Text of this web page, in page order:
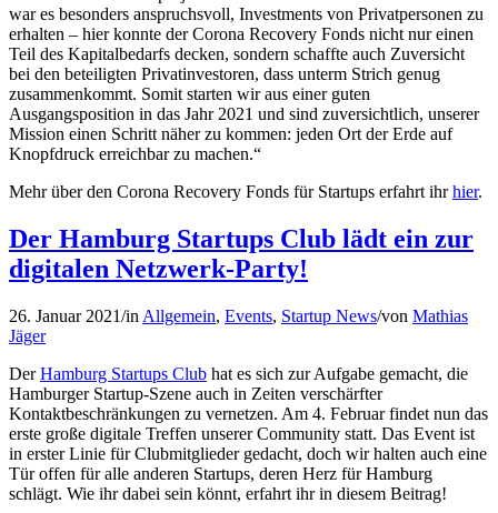
war es besonders anspruchsvoll, Investments von Privatpersonen zu
erhalten – hier konnte der Corona Recovery Fonds nicht nur einen
Teil des Kapitalbedarfs decken, sondern schaffte auch Zuversicht
bei den beteiligten Privatinvestoren, dass unterm Strich genug
zusammenkommt. Somit starten wir aus einer guten
Ausgangsposition in das Jahr 2021 und sind zuversichtlich, unserer
Mission einen Schritt näher zu kommen: jeden Ort der Erde auf
Knopfdruck erreichbar zu machen.“
Mehr über den Corona Recovery Fonds für Startups erfahrt ihrhier.
Der Hamburg Startups Club lädt ein zur
digitalen Netzwerk-Party!
26. Januar 2021/in Allgemein, Events, Startup News/von Mathias
Jäger
DerHamburg Startups Club hat es sich zur Aufgabe gemacht, die
Hamburger Startup-Szene auch in Zeiten verschärfter
Kontaktbeschränkungen zu vernetzen. Am 4. Februar findet nun das
erste große digitale Treffen unserer Community statt. Das Event ist
in erster Linie für Clubmitglieder gedacht, doch wir halten auch eine
Tür offen für alle anderen Startups, deren Herz für Hamburg
schlägt. Wie ihr dabei sein könnt, erfahrt ihr in diesem Beitrag!